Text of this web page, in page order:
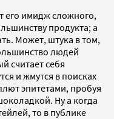
его имидж сложного,
продукта; а
Может, штука в том,
людей
считает себя
и жмутся в поисках
эпитетами, пробуя
Ну а когда
то в публике